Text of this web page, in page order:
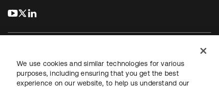
s’ouvre dans un nouvel onglet
s’ouvre dans un nouvel onglet
We use cookies and similar technologies for various
purposes, including ensuring that you get the best
experience on our website, to help us understand our